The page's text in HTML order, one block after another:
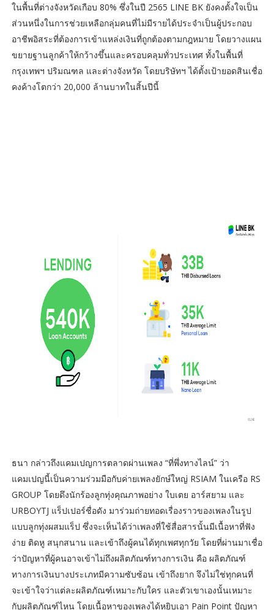
ในพื้นที่ต่างจังหวัดเกือบ 80% ซึ่งในปี 2565 LINE BK ยังคงตั้งใจเป็น
ส่วนหนึ่งในการช่วยเหลือกลุ่มคนที่ไม่มีรายได้ประจำเป็นผู้ประกอบ
อาชีพอิสระที่ต้องการเข้าแหล่งเงินที่ถูกต้องตามกฎหมาย โดยวางแผน
ขยายฐานลูกค้าให้กว้างขึ้นและครอบคลุมทั่วประเทศ ทั้งในพื้นที่
กรุงเทพฯ ปริมณฑล และต่างจังหวัด โดยบริษัทฯ ได้ตั้งเป้ายอดสินเชื่อ
คงค้างโตกว่า 20,000 ล้านบาทในสิ้นปีนี้
ธนา กล่าวถึงแคมเปญการตลาดผ่านเพลง “ที่พึ่งทางไลน์” ว่า
แคมเปญนี้เป็นความร่วมมือกับค่ายเพลงยักษ์ใหญ่ RSIAM ในเครือ RS
GROUP โดยดึงนักร้องลูกทุ่งคุณภาพอย่าง ใบเตย อาร์สยาม และ
URBOYTJ แร็ปเปอร์ชื่อดัง มาร่วมถ่ายทอดเรื่องราวของเพลงในรูป
แบบลูกทุ่งผสมแร็ป ซึ่งจะเห็นได้ว่าเพลงที่ใช้สื่อสารนั้นมีเนื้อหาที่ฟัง
ง่าย ติดหู สนุกสนาน และเข้าถึงผู้คนได้ทุกเพศทุกวัย โดยที่ผ่านมาเชื่อ
ว่าปัญหาที่ผู้คนอาจเข้าไม่ถึงผลิตภัณฑ์ทางการเงิน คือ ผลิตภัณฑ์
ทางการเงินบางประเภทมีความซับซ้อน เข้าถึงยาก จึงไม่ใช่ทุกคนที่
จะเข้าใจว่าแต่ละผลิตภัณฑ์เหมาะกับใคร และตัวเขาเองนั้นเหมาะ
กับผลิตภัณฑ์ไหน โดยเนื้อหาของเพลงได้หยิบเอา Pain Point ปัญหา